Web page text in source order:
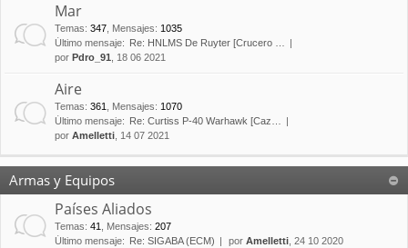
Mar
Temas: 347 Mensajes: 1035
Último mensaje:
Re: HNLMS De Ruyter [Crucero …
por Pdro_91 , 18 06 2021
Aire
Temas: 361 Mensajes: 1070
Último mensaje:
Re: Curtiss P-40 Warhawk [Caz…
por Amelletti , 14 07 2021
Armas y Equipos
Países Aliados
Temas: 41 Mensajes: 207
Último mensaje:
Re: SIGABA (ECM) por Amelletti , 24 10 2020